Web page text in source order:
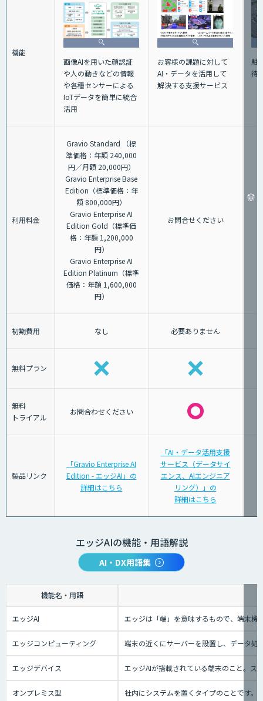
機能
画像AIを用いた顔認証
や人の動きなどの情報
や各種センサーによる
IoTデータを簡単に統合
活用
お客様の課題に対して
AI・データを活用して
解決する支援サービス
駐
待
利用料金
Gravio Standard （標
準価格：年額 240,000
円／月額 20,000円）
Gravio Enterprise Base
Edition（標準価格：年
額 800,000円）
Gravio Enterprise AI
Edition Gold（標準価
格：年額 1,200,000
円）
Gravio Enterprise AI
Edition Platinum（標準
価格：年額 1,600,000
円）
お問合せください
初期費用 なし 必要ありません
無料プラン
無料
トライアル
お問合わせください
製品リンク
「Gravio Enterprise AI
Edition - エッジAI」の
詳細はこちら
「AI・データ活用支援
サービス（データサイ
エンス、AIエンジニア
リング）」の
詳細はこちら
エッジAIの機能・用語解説
AI・DX用語集
機能名・用語
エッジAI エッジは「端」を意味するもので、端末機
エッジコンピューティング 端末の近くにサーバーを設置し、データ処
エッジデバイス エッジAIが搭載されている端末のこと。ス
オンプレミス型 社内にシステムを置くタイプのことです